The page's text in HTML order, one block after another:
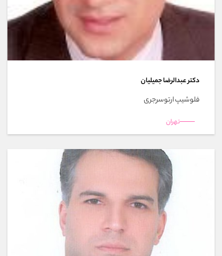
دکتر عبدالرضا جمیلیان
فلوشیپ ارتوسرجری
تهران